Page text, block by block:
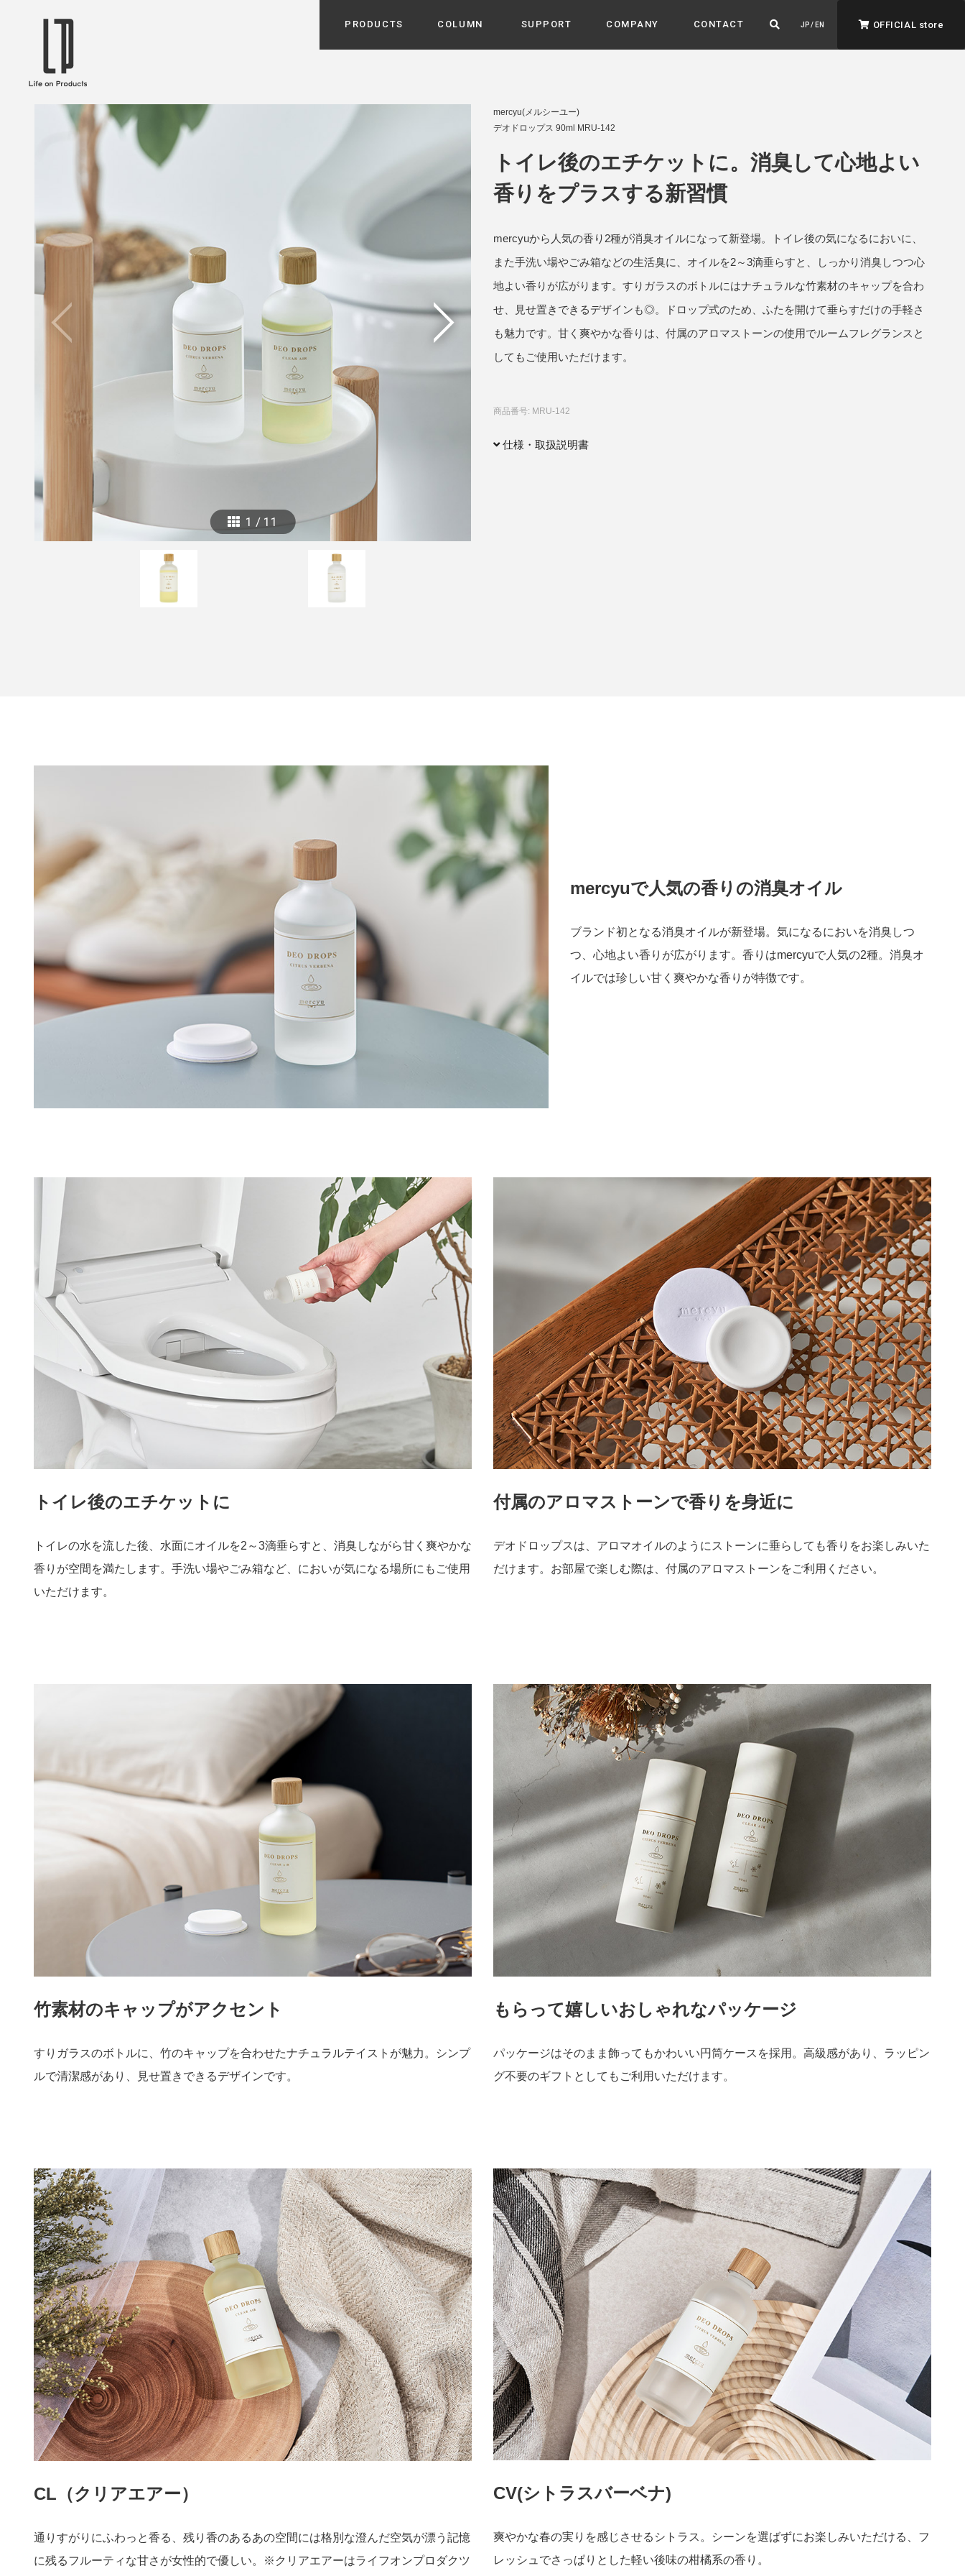
PRODUCTS
Life on Products
冷凍庫 / 掃除用品 / 加湿器 / ハンディ
ファン / ヒーター etc
mercyu
EVOOCH
美顔器 / フェイススチーマー / ヘッド
/ インテリアライト / 電球 etc
PRISMATE
キッチン家電 / 加湿器 / ハンディファ
ン / ヒーター etc
Sifflus
陶器エコ加湿器 etc
TOUCHBeauty
美顔器 / 多機能ブラシ / ドライヤー
mottole
家電
家事・生活雑貨
ルームフレグランス
ビューティー
ハンモック・ティピー・テント
ライト・シーリングファン
バイク・アウトドア
アクセサリー・消耗品
暮らし、イロドル
COLUMN SUPPORT COMPANY
Life on Productsについて 代表取締役挨拶 / 経営理念 / 方針
B to B SERVICE
法人のお客様向けサービス
SDGs
SDGsへの取り組み
CONTACT JP / EN OFFICIAL store
mercyu(メルシーユー)
デオドロップス 90ml MRU-142
トイレ後のエチケットに。消臭して心地よい
香りをプラスする新習慣
mercyuから人気の香り2種が消臭オイルになって新登場。トイレ後の気になるにおいに、
また手洗い場やごみ箱などの生活臭に、オイルを2～3滴垂らすと、しっかり消臭しつつ心
地よい香りが広がります。すりガラスのボトルにはナチュラルな竹素材のキャップを合わ
せ、見せ置きできるデザインも◎。ドロップ式のため、ふたを開けて垂らすだけの手軽さ
も魅力です。甘く爽やかな香りは、付属のアロマストーンの使用でルームフレグランスと
してもご使用いただけます。
商品番号: MRU-142
仕様・取扱説明書
1 / 11
mercyuで人気の香りの消臭オイル
ブランド初となる消臭オイルが新登場。気になるにおいを消臭しつ
つ、心地よい香りが広がります。香りはmercyuで人気の2種。消臭オ
イルでは珍しい甘く爽やかな香りが特徴です。
トイレ後のエチケットに
トイレの水を流した後、水面にオイルを2～3滴垂らすと、消臭しながら甘く爽やかな
香りが空間を満たします。手洗い場やごみ箱など、においが気になる場所にもご使用
いただけます。
付属のアロマストーンで香りを身近に
デオドロップスは、アロマオイルのようにストーンに垂らしても香りをお楽しみいた
だけます。お部屋で楽しむ際は、付属のアロマストーンをご利用ください。
竹素材のキャップがアクセント
すりガラスのボトルに、竹のキャップを合わせたナチュラルテイストが魅力。シンプ
ルで清潔感があり、見せ置きできるデザインです。
もらって嬉しいおしゃれなパッケージ
パッケージはそのまま飾ってもかわいい円筒ケースを採用。高級感があり、ラッピン
グ不要のギフトとしてもご利用いただけます。
CL（クリアエアー）
通りすがりにふわっと香る、残り香のあるあの空間には格別な澄んだ空気が漂う記憶
に残るフルーティな甘さが女性的で優しい。※クリアエアーはライフオンプロダクツ
CV(シトラスバーベナ)
爽やかな春の実りを感じさせるシトラス。シーンを選ばずにお楽しみいただける、フ
レッシュでさっぱりとした軽い後味の柑橘系の香り。